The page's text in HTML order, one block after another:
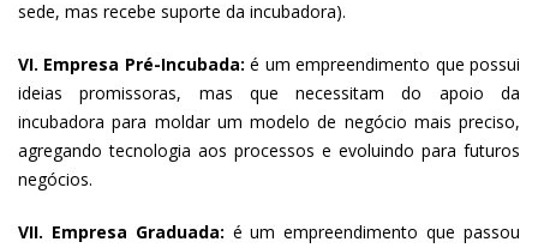
sede, mas recebe suporte da incubadora).
VI. Empresa Pré-Incubada: é um empreendimento que possui
ideias promissoras, mas que necessitam do apoio da
incubadora para moldar um modelo de negócio mais preciso,
agregando tecnologia aos processos e evoluindo para futuros
negócios.
VII. Empresa Graduada: é um empreendimento que passou